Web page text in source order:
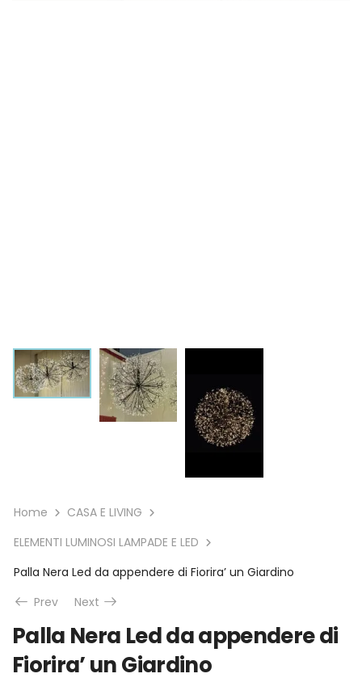
Home
CASA E LIVING
ELEMENTI LUMINOSI LAMPADE E LED
Palla Nera Led da appendere di Fiorira’ un Giardino
Prev
Next
Palla Nera Led da appendere di
Fiorira’ un Giardino